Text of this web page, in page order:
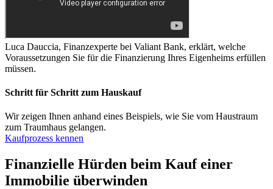
Luca Dauccia, Finanzexperte bei Valiant Bank, erklärt, welche
Voraussetzungen Sie für die Finanzierung Ihres Eigenheims erfüllen
müssen.
Schritt für Schritt zum Hauskauf
Wir zeigen Ihnen anhand eines Beispiels, wie Sie vom Haustraum
zum Traumhaus gelangen.
Kaufprozess kennen
Finanzielle Hürden beim Kauf einer
Immobilie überwinden